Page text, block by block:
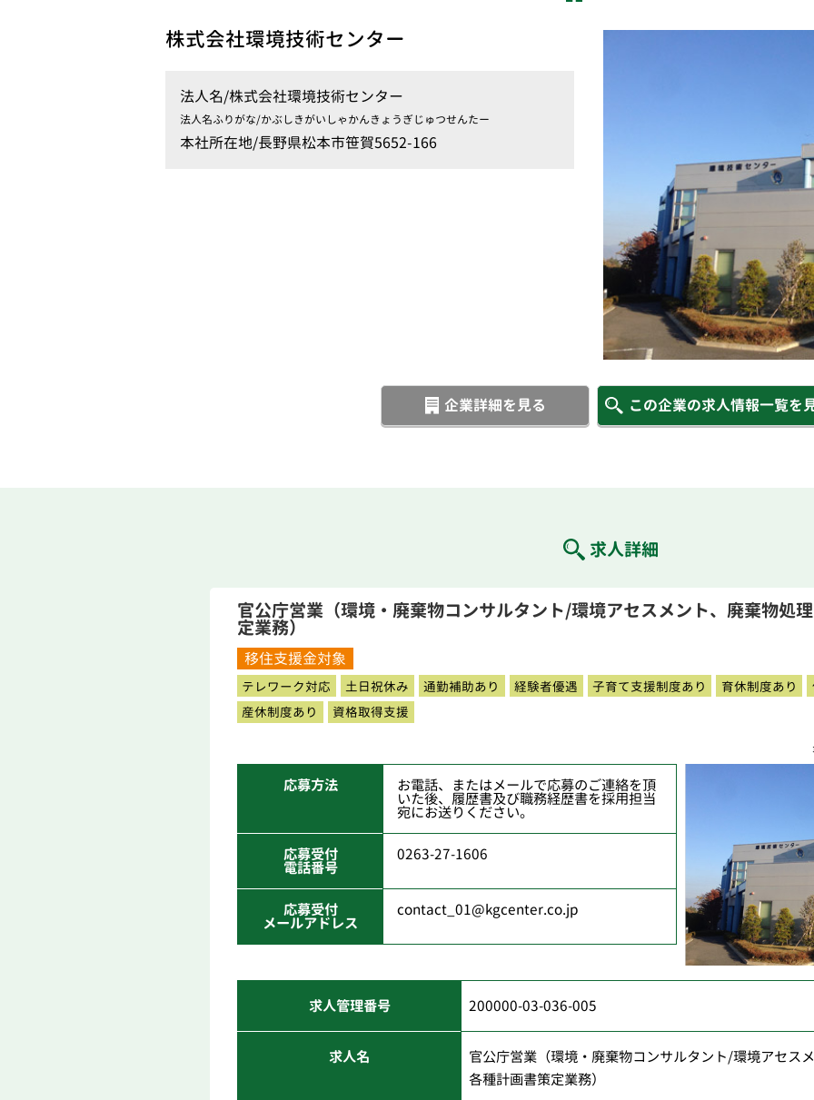
株式会社環境技術センター
法人名/株式会社環境技術センター
法人名ふりがな/かぶしきがいしゃかんきょうぎじゅつせんたー
本社所在地/長野県松本市笹賀5652-166
企業詳細を見る この企業の求人情報一覧を
求人詳細
官公庁営業（環境・廃棄物コンサルタント/環境アセスメント、廃棄物処
定業務）
移住支援金対象
テレワーク対応 土日祝休み 通勤補助あり 経験者優遇 子育て支援制度あり 育休制度あり
産休制度あり
資格取得支援
応募方法 お電話、またはメールで応募のご連絡を頂
いた後、履歴書及び職務経歴書を採用担当
宛にお送りください。
応募受付
電話番号
0263-27-1606
応募受付
メールアドレス
contact_01@kgcenter.co.jp
求人管理番号 200000-03-036-005
求人名
官公庁営業（環境・廃棄物コンサルタント/環境アセス
各種計画書策定業務）